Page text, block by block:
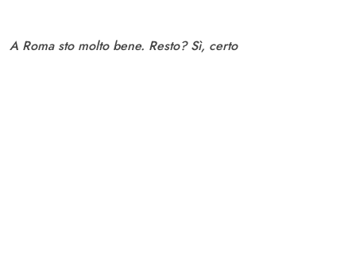
A Roma sto molto bene. Resto? Sì, certo